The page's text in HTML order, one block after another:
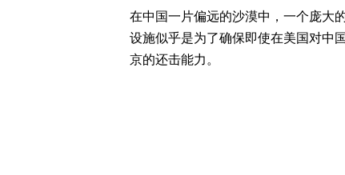
在中国一片偏远的沙漠中，一个庞大
设施似乎是为了确保即使在美国对中
京的还击能力。